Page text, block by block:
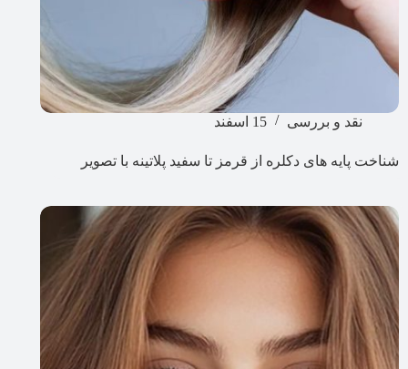
نقد و بررسی 15 اسفند
شناخت پایه های دکلره از قرمز تا سفید پلاتینه با تصویر